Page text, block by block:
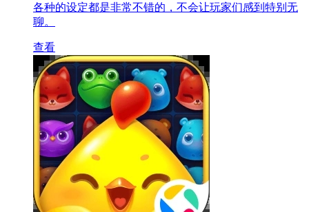
各种的设定都是非常不错的，不会让玩家们感到特别无
聊。
查看